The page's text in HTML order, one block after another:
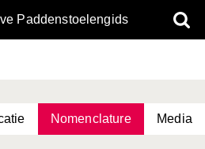
Paddenstoelengids
Nomenclature Media